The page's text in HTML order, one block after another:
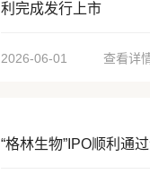
利完成发行上市
2026-06-01 查看详
“格林生物”IPO顺利通